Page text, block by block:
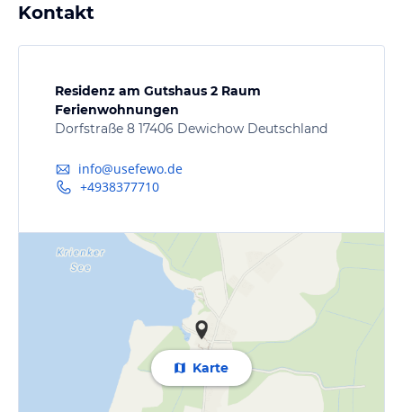
Kontakt
Residenz am Gutshaus 2 Raum
Ferienwohnungen
Dorfstraße 8 17406 Dewichow Deutschland
info@usefewo.de
+4938377710
Karte